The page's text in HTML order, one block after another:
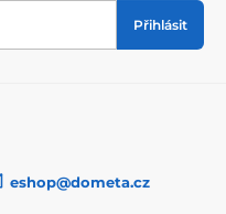
Přihlásit
eshop@dometa.cz